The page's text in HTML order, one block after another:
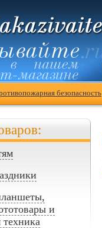
безопасность
и
техника